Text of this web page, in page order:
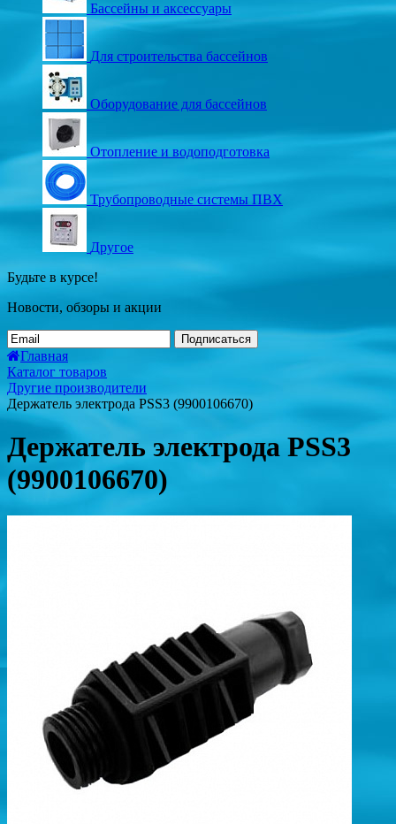
Бассейны и аксессуары
Для строительства бассейнов
Оборудование для бассейнов
Отопление и водоподготовка
Трубопроводные системы ПВХ
Другое
Будьте в курсе!
Новости, обзоры и акции
Подписаться
Главная
Каталог товаров
Другие производители
Держатель электрода PSS3 (9900106670)
Держатель электрода PSS3
(9900106670)